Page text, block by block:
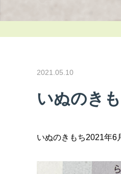
2021.05.10
いぬのき
いぬのきもち2021年6